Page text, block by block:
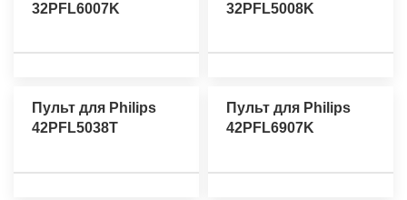
32PFL6007K
32PFL5008K
Пульт для Philips
42PFL5038T
Пульт для Philips
42PFL6907K